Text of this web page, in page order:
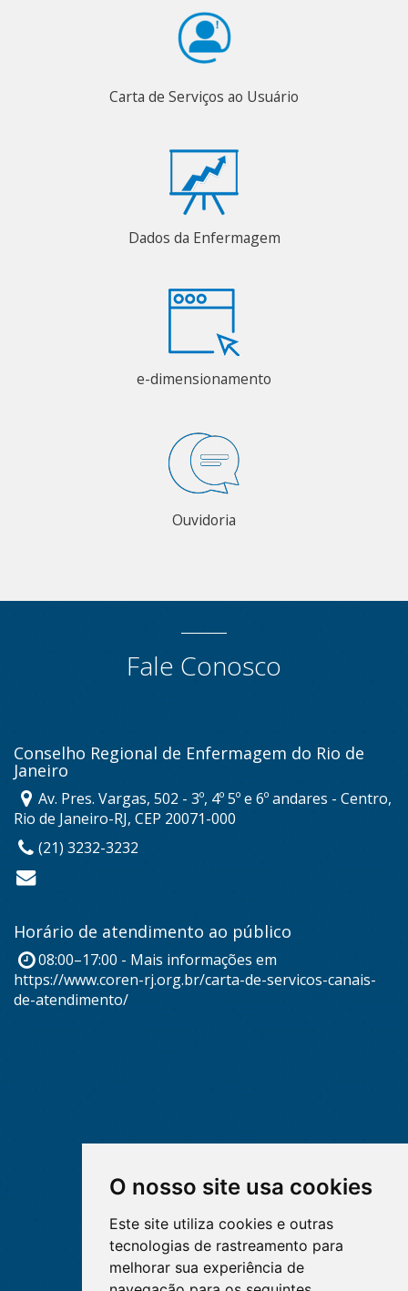
O nosso site usa cookies
Este site utiliza cookies e outras
tecnologias de rastreamento para
melhorar sua experiência de
Carta de Serviços ao Usuário
Dados da Enfermagem
e-dimensionamento
Ouvidoria
Fale Conosco
Conselho Regional de Enfermagem do Rio de
Janeiro
Av. Pres. Vargas, 502 - 3º, 4º 5º e 6º andares - Centro,
Rio de Janeiro-RJ, CEP 20071-000
(21) 3232-3232
Horário de atendimento ao público
08:00–17:00 - Mais informações em
https://www.coren-rj.org.br/carta-de-servicos-canais-
de-atendimento/